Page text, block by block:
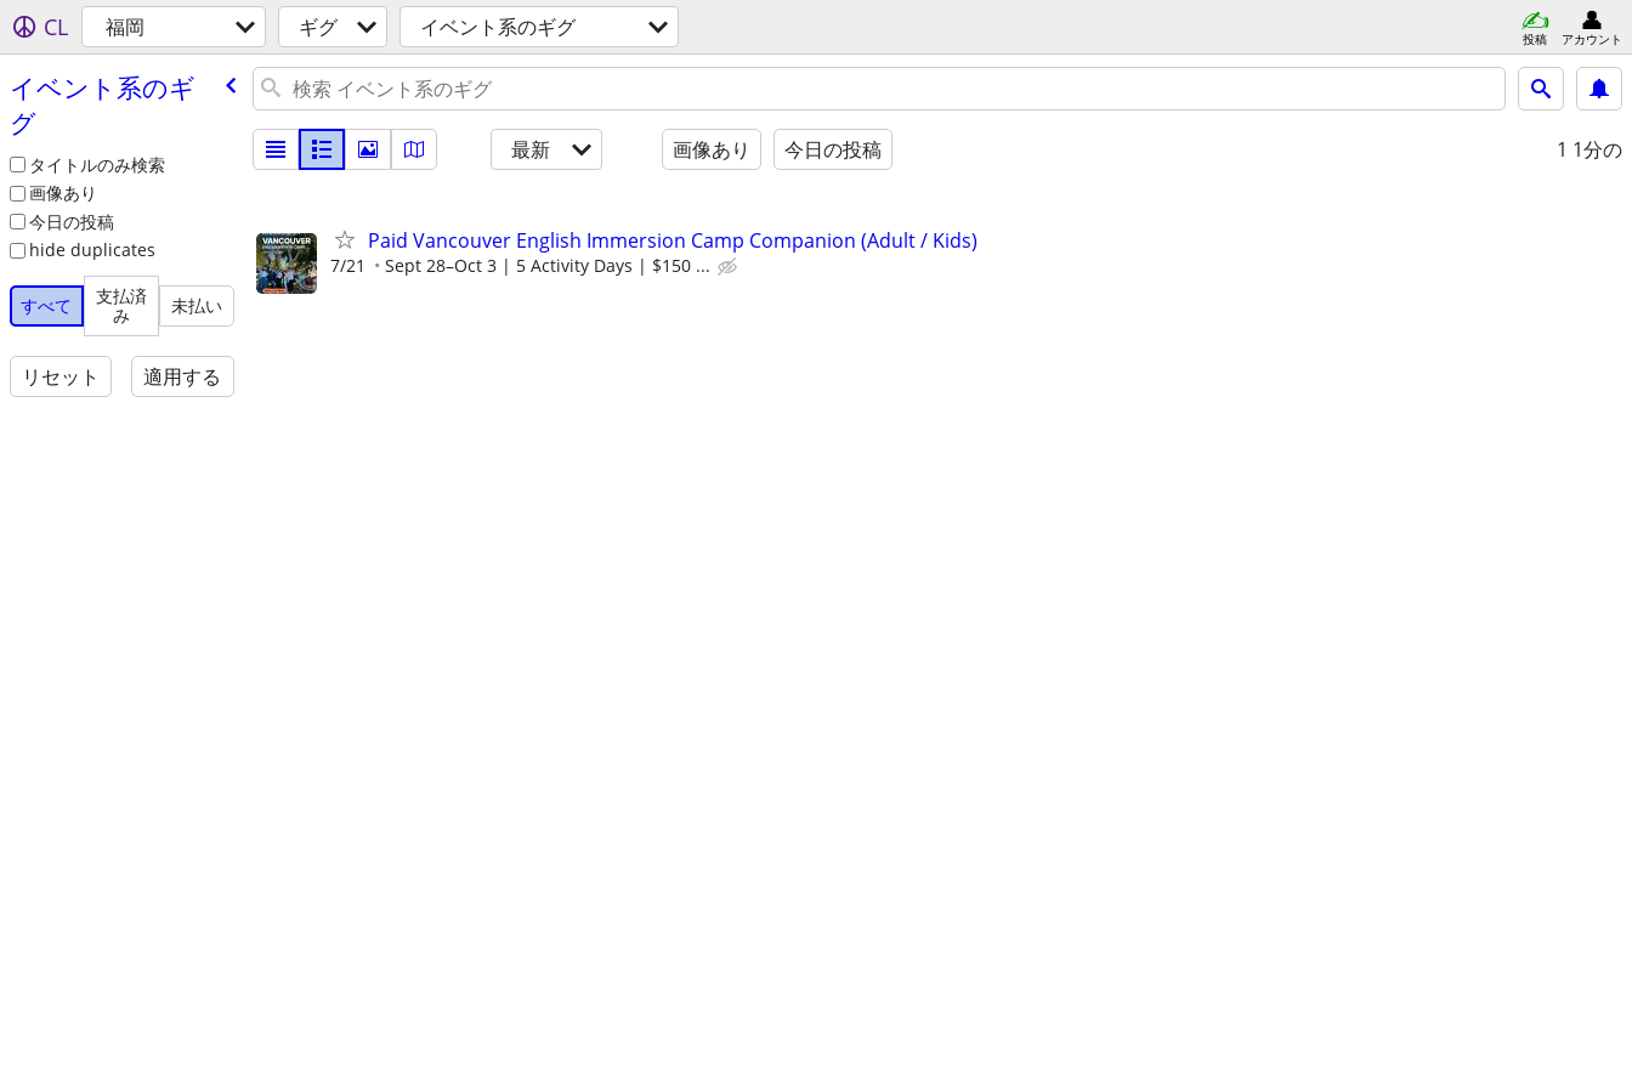
CL 福岡 ギグ イベント系のギグ 投稿 アカウント
イベント系のギ
グ
タイトルのみ検索
画像あり
今日の投稿
hide duplicates
すべて
支払済
み
未払い
リセット 適用する
最新 画像あり 今日の投稿 1 1分の
Paid Vancouver English Immersion Camp Companion (Adult / Kids)
7/21 Sept 28–Oct 3 | 5 Activity Days | $150 ...